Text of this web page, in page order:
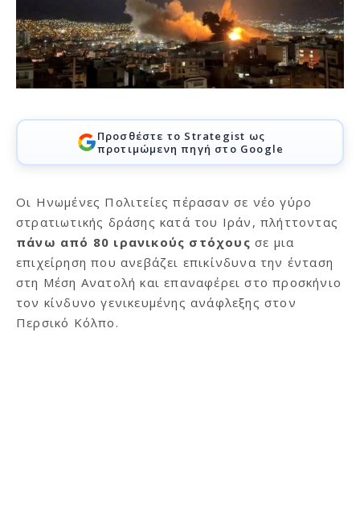
Προσθέστε το Strategist ως
προτιμώμενη πηγή στο Google
Οι Ηνωμένες Πολιτείες πέρασαν σε νέο γύρο
στρατιωτικής δράσης κατά του Ιράν, πλήττοντας
πάνω από 80 ιρανικούς στόχους σε μια
επιχείρηση που ανεβάζει επικίνδυνα την ένταση
στη Μέση Ανατολή και επαναφέρει στο προσκήνιο
τον κίνδυνο γενικευμένης ανάφλεξης στον
Περσικό Κόλπο.